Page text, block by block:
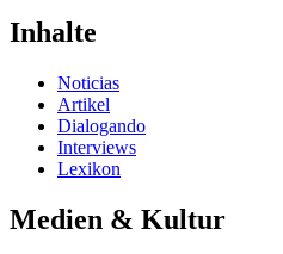
Inhalte
Noticias
Artikel
Dialogando
Interviews
Lexikon
Medien & Kultur